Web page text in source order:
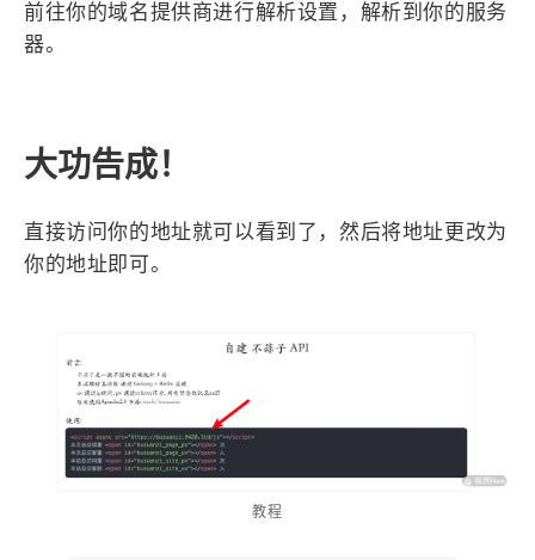
前往你的域名提供商进行解析设置，解析到你的服务
器。
大功告成！
直接访问你的地址就可以看到了，然后将地址更改为
你的地址即可。
教程